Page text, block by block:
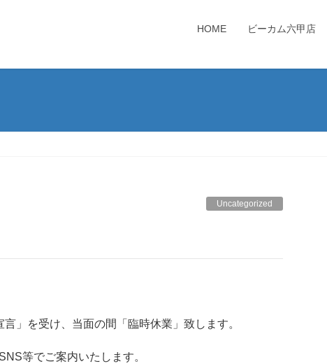
HOME ビーカム六甲店
Uncategorized
」を受け、当面の間「臨時休業」致します。
等でご案内いたします。